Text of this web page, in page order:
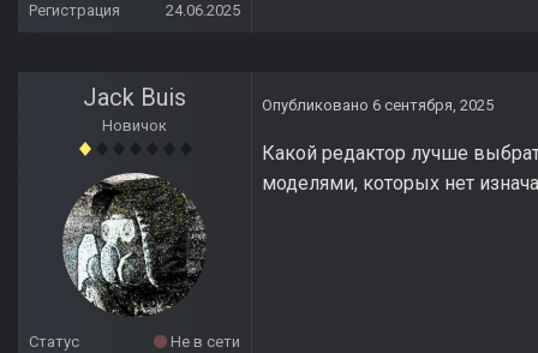
Регистрация
24.06.2025
Jack Buis
Новичок
Статус
Не в сети
Опубликовано 6 сентября, 2025
Какой редактор лучше
моделями, которых нет